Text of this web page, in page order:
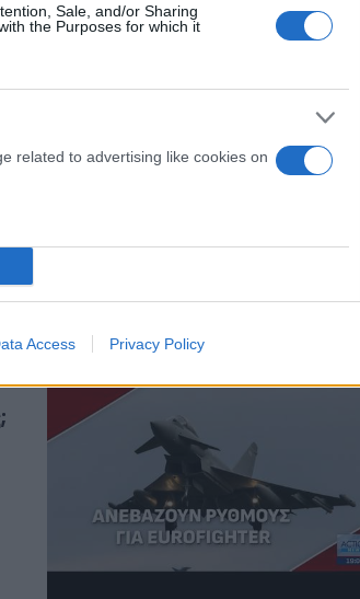
Sale, and/or Sharing
the Purposes for which it
related to advertising like cookies on
Access Privacy Policy
Skin dysmorphia: Όταν η εμμονή με το
ψυχικής υγείας